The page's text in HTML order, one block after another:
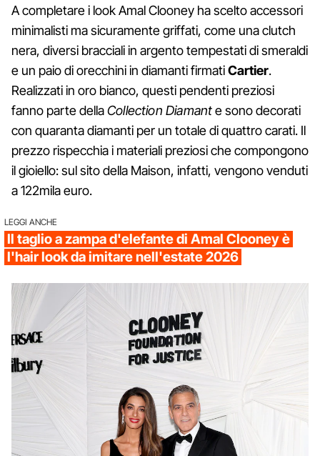
A completare i look Amal Clooney ha scelto accessori
minimalisti ma sicuramente griffati, come una clutch
nera, diversi bracciali in argento tempestati di smeraldi
e un paio di orecchini in diamanti firmatiCartier.
Realizzati in oro bianco, questi pendenti preziosi
fanno parte dellaCollection Diamante sono decorati
con quaranta diamanti per un totale di quattro carati. Il
prezzo rispecchia i materiali preziosi che compongono
il gioiello: sul sito della Maison, infatti, vengono venduti
a 122mila euro.
LEGGI ANCHE
Il taglio a zampa d'elefante di Amal Clooney è
l'hair look da imitare nell'estate 2026